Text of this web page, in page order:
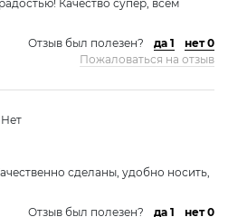
Качество супер, всем
Отзыв был полезен?
да 1
нет 0
Пожаловаться на отзыв
Нет
сделаны, удобно носить,
Отзыв был полезен?
да 1
нет 0